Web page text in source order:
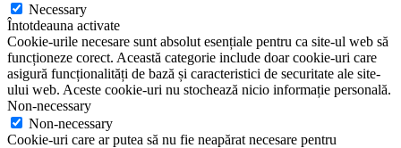
Necessary
Întotdeauna activate
Cookie-urile necesare sunt absolut esențiale pentru ca site-ul web să
funcționeze corect. Această categorie include doar cookie-uri care
asigură funcționalități de bază și caracteristici de securitate ale site-
ului web. Aceste cookie-uri nu stochează nicio informație personală.
Non-necessary
Non-necessary
Cookie-uri care ar putea să nu fie neapărat necesare pentru